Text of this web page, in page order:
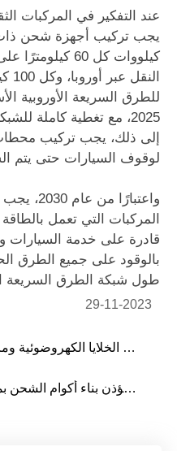
عند التفكير في المركبات
كيلووات كل 60
للطرق السريعة الأوروبية
إلى ذلك، يجب تركيب
لوقوف السيارات حتى يتم
واعتبارًا
المركبات التي تعمل بالطاقة
قادرة على خدمة السيارات
طول شبكة الطرق السريعة
29-11-2023